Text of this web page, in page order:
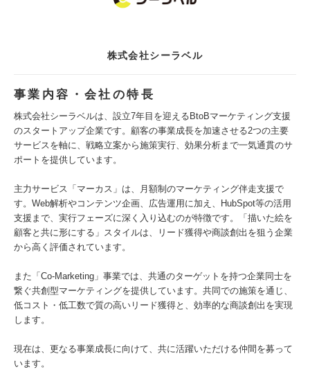
株式会社シーラベル
事業内容・会社の特長
株式会社シーラベルは、設立7年目を迎えるBtoBマーケティング支援
のスタートアップ企業です。顧客の事業成長を加速させる2つの主要
サービスを軸に、戦略立案から施策実行、効果分析まで一気通貫のサ
ポートを提供しています。
主力サービス「マーカス」は、月額制のマーケティング伴走支援で
す。Web解析やコンテンツ企画、広告運用に加え、HubSpot等の活用
支援まで、実行フェーズに深く入り込むのが特徴です。「描いた絵を
顧客と共に形にする」スタイルは、リード獲得や商談創出を狙う企業
から高く評価されています。
また「Co-Marketing」事業では、共通のターゲットを持つ企業同士を
繋ぐ共創型マーケティングを提供しています。共同での施策を通じ、
低コスト・低工数で質の高いリード獲得と、効率的な商談創出を実現
します。
現在は、更なる事業成長に向けて、共に活躍いただける仲間を募って
います。